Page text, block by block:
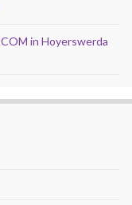
in Hoyerswerda